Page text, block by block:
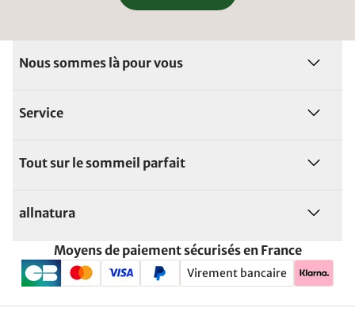
Nous sommes là pour vous
Service
Tout sur le sommeil parfait
allnatura
Moyens de paiement sécurisés en France
Virement bancaire